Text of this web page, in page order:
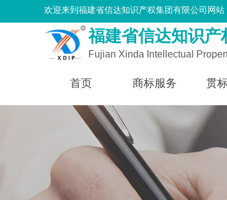
欢迎来到福建省信达知识产权集团有限公司网站
福建省信达知识产
Fujian Xinda Intellectual
首页 商标服务 贯